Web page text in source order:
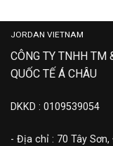
JORDAN VIETNAM
CÔNG TY TNHH TM
QUỐC TẾ Á CHÂU
DKKD : 0109539054
- Địa chỉ : 70 Tây Sơn,